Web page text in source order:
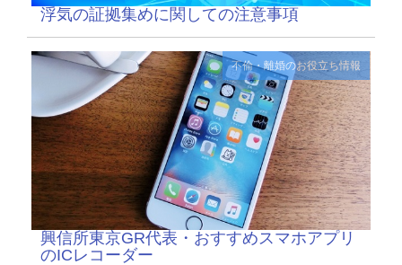
浮気の証拠集めに関しての注意事項
不倫・離婚のお役立ち情報
興信所東京GR代表・おすすめスマホアプリ
のICレコーダー